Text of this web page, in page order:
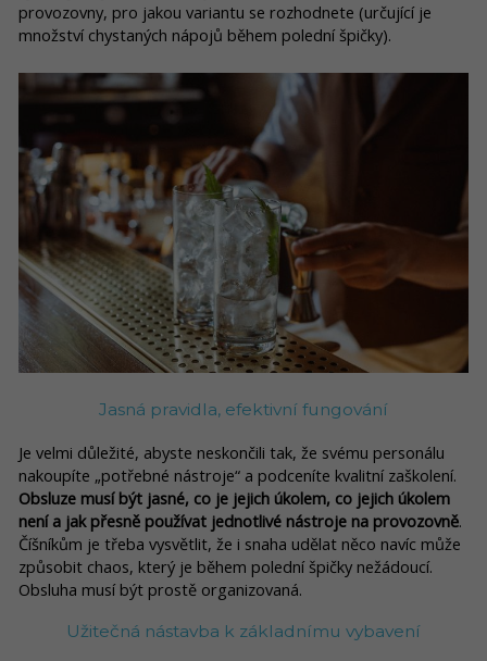
provozovny, pro jakou variantu se rozhodnete (určující je
množství chystaných nápojů během polední špičky).
Jasná pravidla, efektivní fungování
Je velmi důležité, abyste neskončili tak, že svému personálu
nakoupíte „potřebné nástroje“ a podceníte kvalitní zaškolení.
Obsluze musí být jasné, co je jejich úkolem, co jejich úkolem
není a jak přesně používat jednotlivé nástroje na provozovně.
Číšníkům je třeba vysvětlit, že i snaha udělat něco navíc může
způsobit chaos, který je během polední špičky nežádoucí.
Obsluha musí být prostě organizovaná.
Užitečná nástavba k základnímu vybavení